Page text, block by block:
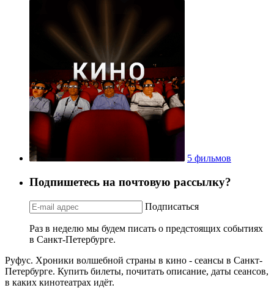
5 фильмов
Подпишетесь на почтовую рассылку?
Подписаться
Раз в неделю мы будем писать о предстоящих событиях
в Санкт-Петербурге.
Руфус. Хроники волшебной страны в кино - сеансы в Санкт-
Петербурге. Купить билеты, почитать описание, даты сеансов,
в каких кинотеатрах идёт.